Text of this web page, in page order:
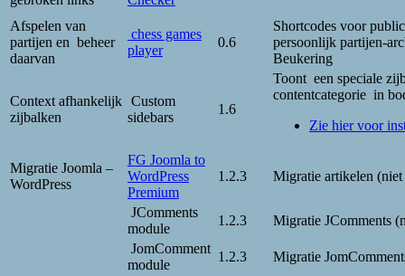
Afspelen van
partijen en beheer
daarvan
chess games
player
0.6
Shortcodes voor
persoonlijk partijen-
Beukering
Context afhankelijk
zijbalken
Custom
sidebars
1.6
Toont een speciale
contentcategorie in
Zie hier voor
Migratie Joomla –
WordPress
FG Joomla to
WordPress
Premium
1.2.3 Migratie artikelen
JComments
module
1.2.3
Migratie JComments
JomComment
module
1.2.3 Migratie